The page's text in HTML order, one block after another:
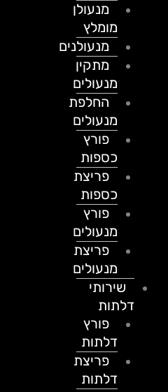
מנעולן
מומלץ
מנעולנים
מתקין
מנעולים
החלפת
מנעולים
פורץ
כספות
פריצת
כספות
פורץ
מנעולים
פריצת
מנעולים
שירותי
דלתות
פורץ
דלתות
פריצת
דלתות